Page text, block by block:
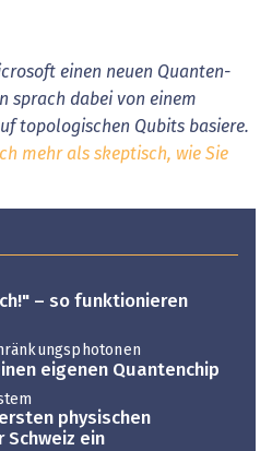
einen neuen Quanten-
sprach dabei von einem
topologischen Qubits basiere.
mehr als skeptisch, wie Sie
– so funktionieren
eigenen Quantenchip
physischen
ein